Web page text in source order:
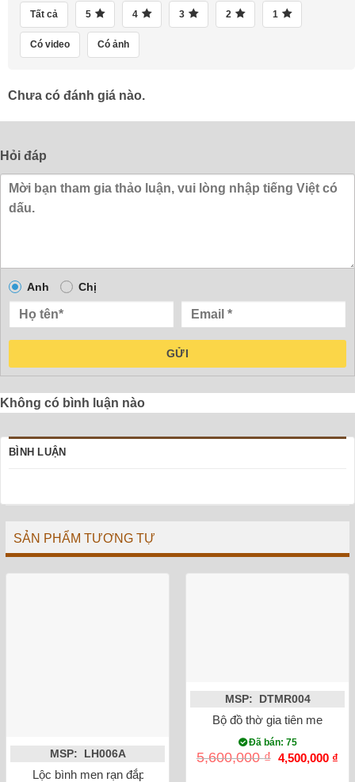
Tất cả 5 4 3 2 1
Có video Có ảnh
Chưa có đánh giá nào.
Hỏi đáp
Anh Chị
GỬI
Không có bình luận nào
BÌNH LUẬN
SẢN PHẨM TƯƠNG TỰ
MSP: LH006A
Lộc bình men rạn đắp nổi sen 27cm
MSP: DTMR004
Bộ đồ thờ gia tiên men rạn
Đã bán: 75
5,600,000₫ Giá
gốc
4,500,000 ₫